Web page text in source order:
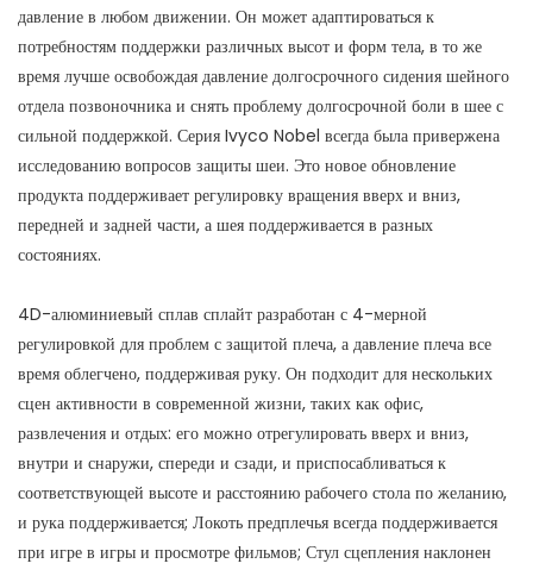
давление в любом движении. Он может адаптироваться к
потребностям поддержки различных высот и форм тела, в то же
время лучше освобождая давление долгосрочного сидения шейного
отдела позвоночника и снять проблему долгосрочной боли в шее с
сильной поддержкой. Серия Ivyco Nobel всегда была привержена
исследованию вопросов защиты шеи. Это новое обновление
продукта поддерживает регулировку вращения вверх и вниз,
передней и задней части, а шея поддерживается в разных
состояниях.
4D-алюминиевый сплав сплайт разработан с 4-мерной
регулировкой для проблем с защитой плеча, а давление плеча все
время облегчено, поддерживая руку. Он подходит для нескольких
сцен активности в современной жизни, таких как офис,
развлечения и отдых: его можно отрегулировать вверх и вниз,
внутри и снаружи, спереди и сзади, и приспосабливаться к
соответствующей высоте и расстоянию рабочего стола по желанию,
и рука поддерживается; Локоть предплечья всегда поддерживается
при игре в игры и просмотре фильмов; Стул сцепления наклонен